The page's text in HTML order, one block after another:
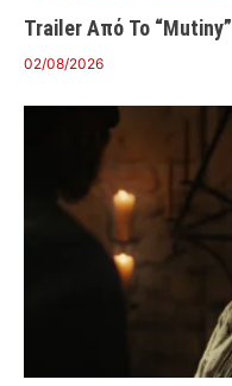
Trailer Από Το “Mutiny”
02/08/2026